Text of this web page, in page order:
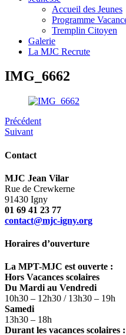
Accueil des Jeunes
Programme
Tremplin Citoyen
Galerie
La MJC Recrute
IMG_6662
Précédent
Suivant
Contact
MJC Jean Vilar
Rue de Crewkerne
91430 Igny
01 69 41 23 77
contact@mjc-igny.org
Horaires d’ouverture
La MPT-MJC est ouverte :
Hors Vacances scolaires
Du Mardi au Vendredi
10h30 – 12h30 / 13h30 – 19h
Samedi
13h30 – 18h
Durant les vacances scolaires :